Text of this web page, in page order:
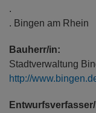
.
. Bingen am Rhein
Bauherr/in:
Stadtverwaltung
http://